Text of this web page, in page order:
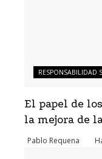
RESPONSABILIDAD
El papel de
la mejora de
Pablo Requena